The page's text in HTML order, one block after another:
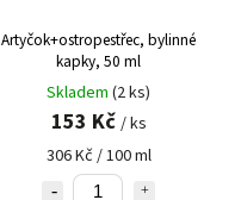
2
Artyčok+ostropestřec, bylinné
kapky, 50 ml
Skladem (2 ks)
153 Kč / ks
306 Kč / 100 ml